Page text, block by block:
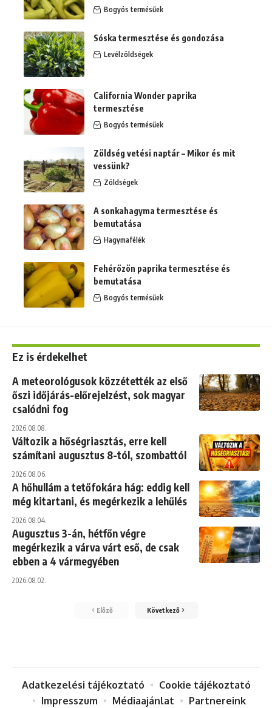
Bogyós termésűek
Sóska termesztése és gondozása
Levélzöldségek
California Wonder paprika
termesztése
Bogyós termésűek
Zöldség vetési naptár – Mikor és mit
vessünk?
Zöldségek
A sonkahagyma termesztése és
bemutatása
Hagymafélék
Fehérözön paprika termesztése és
bemutatása
Bogyós termésűek
Ez is érdekelhet
A meteorológusok közzétették az első
őszi időjárás-előrejelzést, sok magyar
csalódni fog
2026.08.08.
Változik a hőségriasztás, erre kell
számítani augusztus 8-tól, szombattól
2026.08.06.
A hőhullám a tetőfokára hág: eddig kell
még kitartani, és megérkezik a lehűlés
2026.08.04.
Augusztus 3-án, hétfőn végre
megérkezik a várva várt eső, de csak
ebben a 4 vármegyében
2026.08.02.
Előző Következő
Adatkezelési tájékoztató
Cookie tájékoztató
Impresszum
Médiaajánlat Partnereink